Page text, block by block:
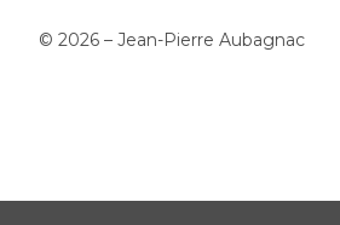
© 2026 – Jean-Pierre Aubagnac